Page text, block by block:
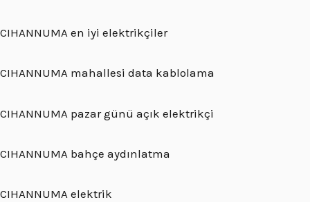
CIHANNUMA en iyi elektrikçiler
CIHANNUMA mahallesi data kablolama
CIHANNUMA pazar günü açık elektrikçi
CIHANNUMA bahçe aydınlatma
CIHANNUMA elektrik